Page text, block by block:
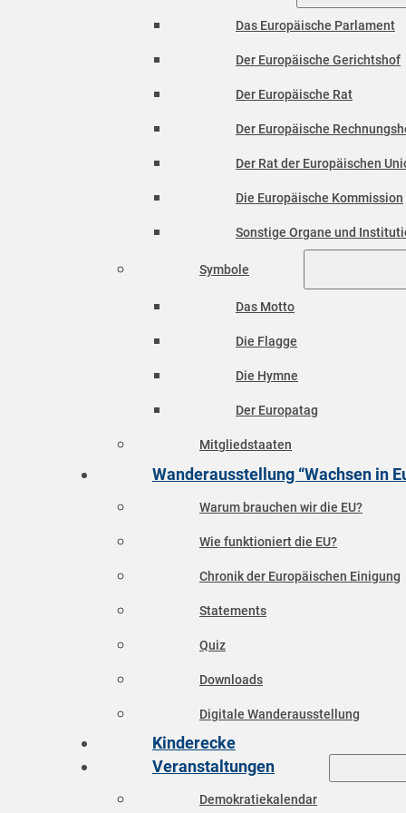
Das Europäische Parlament
Der Europäische Gerichtshof
Der Europäische Rat
Der Europäische
Der Rat der Europäischen
Die Europäische Kommission
Sonstige Organe und
Symbole
Das Motto
Die Flagge
Die Hymne
Der Europatag
Mitgliedstaaten
Wanderausstellung “Wachsen in
Warum brauchen wir die EU?
Wie funktioniert die EU?
Chronik der Europäischen Einigung
Statements
Quiz
Downloads
Digitale Wanderausstellung
Kinderecke
Veranstaltungen
Demokratiekalendar